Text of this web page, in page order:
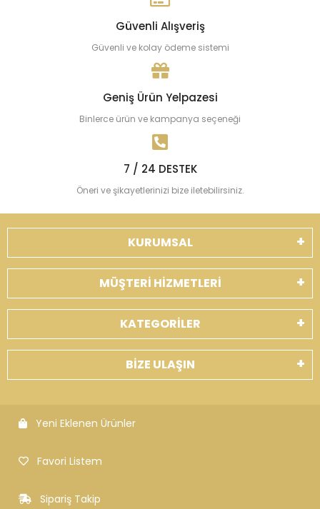
Güvenli Alışveriş
Güvenli ve kolay ödeme sistemi
Geniş Ürün Yelpazesi
Binlerce ürün ve kampanya seçeneği
7 / 24 DESTEK
Öneri ve şikayetlerinizi bize iletebilirsiniz.
KURUMSAL
MÜŞTERİ HİZMETLERİ
KATEGORİLER
BİZE ULAŞIN
Yeni Eklenen Ürünler
Favori Listem
Sipariş Takip